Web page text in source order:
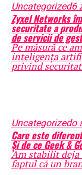
Uncategorized6
Zyxel Networks
securitate a
de servicii de
Pe măsură ce
inteligența
privind
Uncategorizedo
Care este
Și de ce Geek &
Am stabilit deja
faptul că un